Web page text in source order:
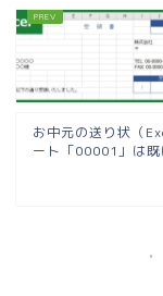
お中元の送り状（
ート「00001」は